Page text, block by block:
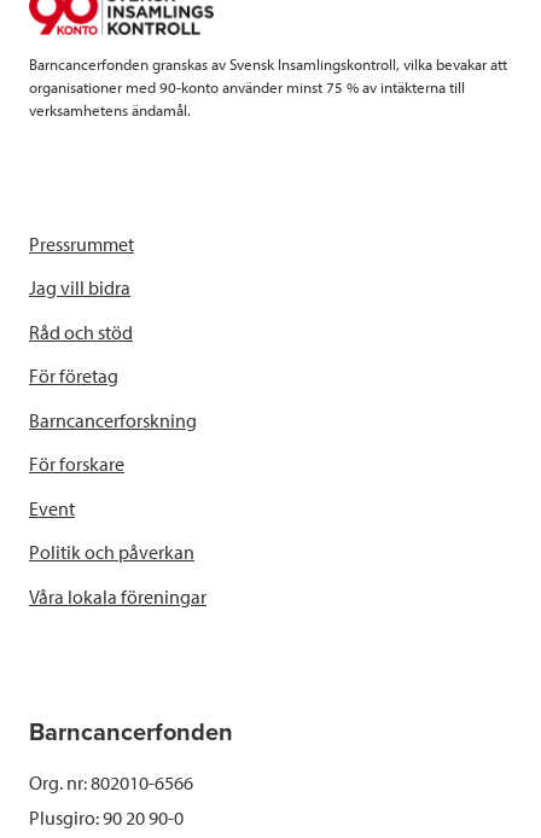
k
Barncancerfonden granskas av Svensk Insamlingskontroll, vilka bevakar att
organisationer med 90-konto använder minst 75 % av intäkterna till
verksamhetens ändamål.
Pressrummet
Jag vill bidra
Råd och stöd
För företag
Barncancerforskning
För forskare
Event
Politik och påverkan
Våra lokala föreningar
Barncancerfonden
Org. nr: 802010-6566
Plusgiro: 90 20 90-0